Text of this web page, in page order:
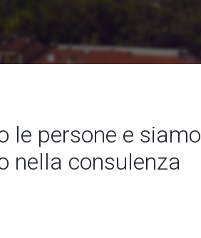
le persone e siamo
nella consulenza